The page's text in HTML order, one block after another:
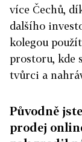
více Čechů,
dalšího
kolegou
prostoru, kde
tvůrci a
Původně
prodej